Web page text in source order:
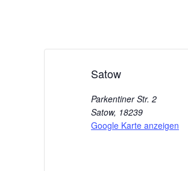
Satow
Parkentiner Str. 2
Satow, 18239
Google Karte anzeigen